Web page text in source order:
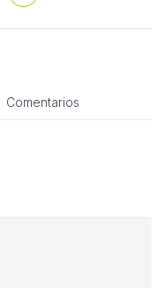
Comentarios